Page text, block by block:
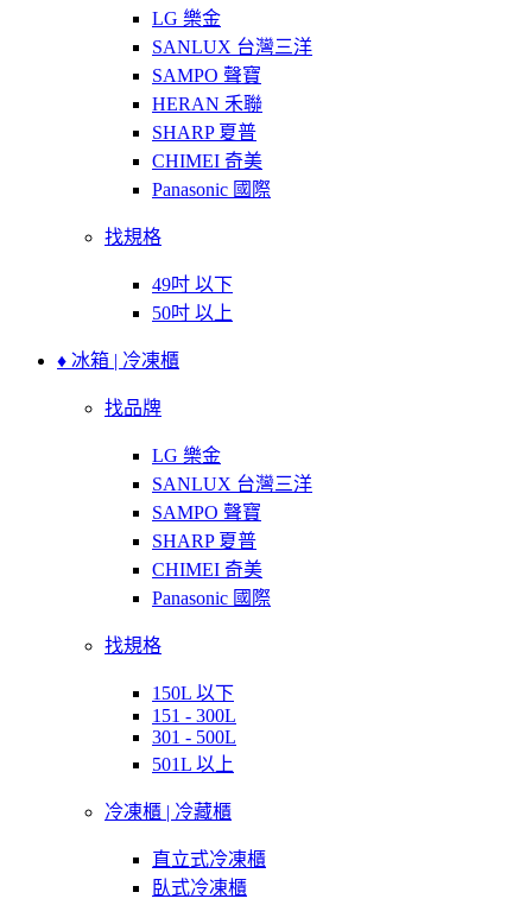
LG 樂金
SANLUX 台灣三洋
SAMPO 聲寶
HERAN 禾聯
SHARP 夏普
CHIMEI 奇美
Panasonic 國際
找規格
49吋 以下
50吋 以上
♦ 冰箱 | 冷凍櫃
找品牌
LG 樂金
SANLUX 台灣三洋
SAMPO 聲寶
SHARP 夏普
CHIMEI 奇美
Panasonic 國際
找規格
150L 以下
151 - 300L
301 - 500L
501L 以上
冷凍櫃 | 冷藏櫃
直立式冷凍櫃
臥式冷凍櫃